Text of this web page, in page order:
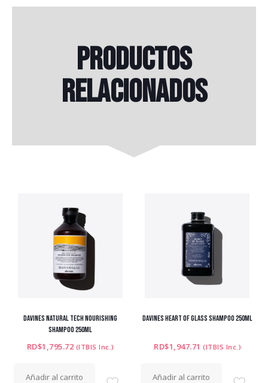
Productos
relacionados
DAVINES NATURAL TECH NOURISHING
SHAMPOO 250ML
RD$1,795.72 (ITBIS Inc.)
Añadir al carrito
DAVINES HEART OF GLASS SHAMPOO 250ML
RD$1,947.71 (ITBIS Inc.)
Añadir al carrito